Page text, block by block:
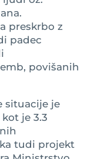
preskrbo z
padec
povišanih
situacije je
je 3.3
tudi projekt